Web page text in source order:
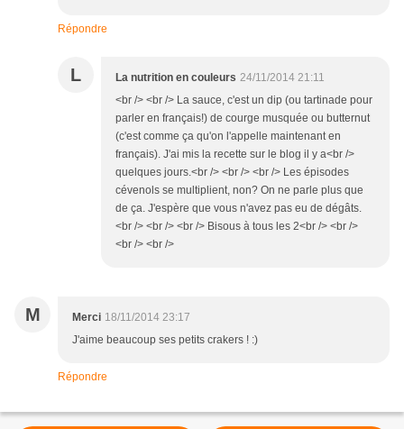
Répondre
L La nutrition en couleurs 24/11/2014 21:11
<br /> <br /> La sauce, c'est un dip (ou tartinade pour
parler en français!) de courge musquée ou butternut
(c'est comme ça qu'on l'appelle maintenant en
français). J'ai mis la recette sur le blog il y a<br />
quelques jours.<br /> <br /> <br /> Les épisodes
cévenols se multiplient, non? On ne parle plus que
de ça. J'espère que vous n'avez pas eu de dégâts.
<br /> <br /> <br /> Bisous à tous les 2<br /> <br />
<br /> <br />
M Merci 18/11/2014 23:17
J'aime beaucoup ses petits crakers ! :)
Répondre